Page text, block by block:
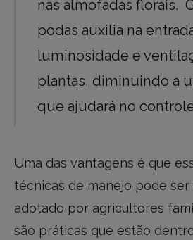
nas almofadas florais.
podas auxilia na
luminosidade e
plantas, diminuindo a
que ajudará no
Uma das vantagens é que
técnicas de manejo pode
adotado por agricultores
são práticas que estão